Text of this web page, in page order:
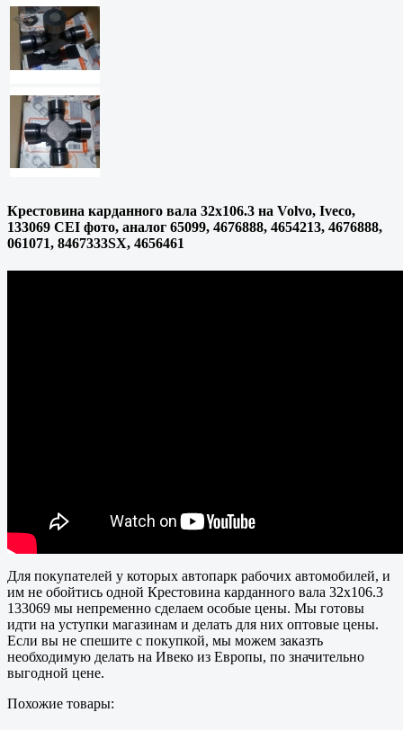
Крестовина карданного вала 32х106.3 на Volvo, Iveco,
133069 CEI фото, аналог 65099, 4676888, 4654213, 4676888,
061071, 8467333SX, 4656461
Для покупателей у которых автопарк рабочих автомобилей, и
им не обойтись одной Крестовина карданного вала 32х106.3
133069 мы непременно сделаем особые цены. Мы готовы
идти на уступки магазинам и делать для них оптовые цены.
Если вы не спешите с покупкой, мы можем заказть
необходимую делать на Ивеко из Европы, по значительно
выгодной цене.
Похожие товары: